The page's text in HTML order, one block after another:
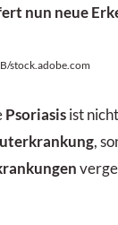
nun neue
stock.adobe.com
Psoriasis ist
,